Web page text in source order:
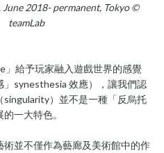
June 2018- permanent, Tokyo ©
teamLab
」給予玩家融入遊戲世界的感覺
」synesthesia 效應），讓我們認
singularity）並不是一種「反烏托
一大特色。
術並不僅作為藝廊及美術館中的作